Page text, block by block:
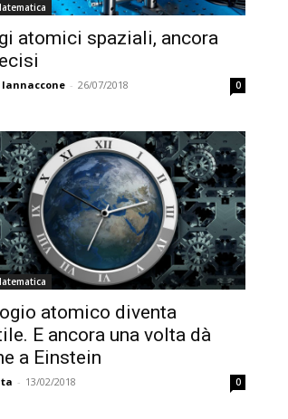
atomici spaziali, ancora
Iannaccone - 26/07/2018 0
atomico diventa
E ancora una volta dà
a Einstein
- 13/02/2018 0